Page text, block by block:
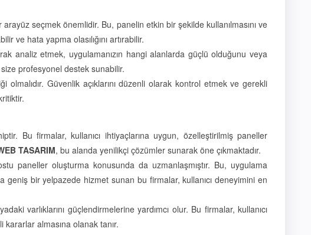
seçmek önemlidir. Bu, panelin etkin bir şekilde kullanılmasını ve
ve hata yapma olasılığını artırabilir.
analiz etmek, uygulamanızın hangi alanlarda güçlü olduğunu veya
profesyonel destek sunabilir.
Güvenlik açıklarını düzenli olarak kontrol etmek ve gerekli
Bu firmalar, kullanıcı ihtiyaçlarına uygun, özelleştirilmiş paneller
TASARIM, bu alanda yenilikçi çözümler sunarak öne çıkmaktadır.
paneller oluşturma konusunda da uzmanlaşmıştır. Bu, uygulama
geniş bir yelpazede hizmet sunan bu firmalar, kullanıcı deneyimini en
varlıklarını güçlendirmelerine yardımcı olur. Bu firmalar, kullanıcı
almasına olanak tanır.